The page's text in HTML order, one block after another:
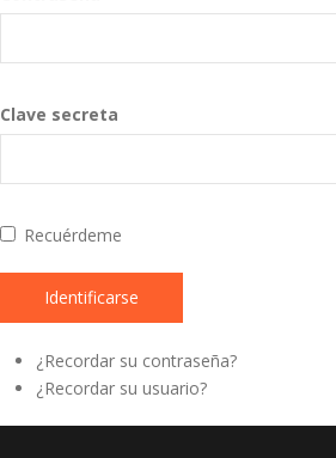
Clave secreta
Recuérdeme
Identificarse
¿Recordar su contraseña?
¿Recordar su usuario?